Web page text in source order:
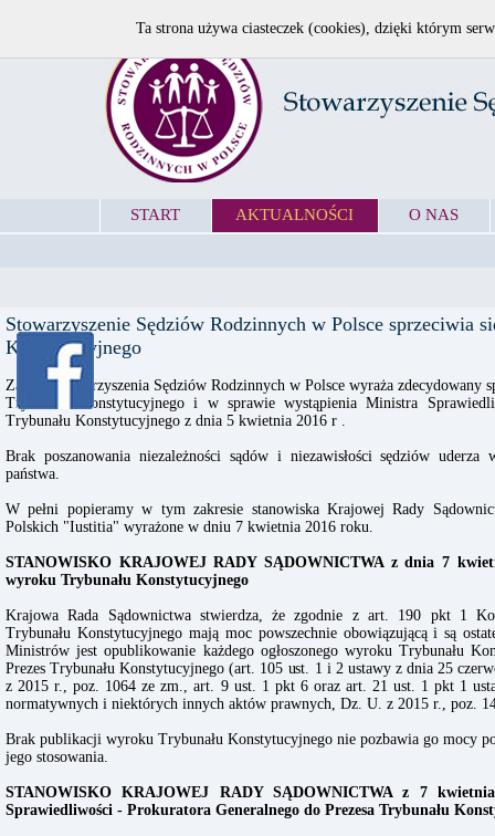
START AKTUALNOŚCI O NAS
Stowarzyszenie Sędziów Rodzinnych w Polsce sprzeciwia
Konstytucyjnego
Zarząd Stowarzyszenia Sędziów Rodzinnych w Polsce wyraża
Trybunału Konstytucyjnego i w sprawie wystąpienia Ministra
Trybunału Konstytucyjnego z dnia 5 kwietnia 2016 r .
Brak poszanowania niezależności sądów i niezawisłości sędziów
państwa.
W pełni popieramy w tym zakresie stanowiska Krajowej Rady
Polskich "Iustitia" wyrażone w dniu 7 kwietnia 2016 roku.
STANOWISKO KRAJOWEJ RADY SĄDOWNICTWA z dnia 7
wyroku Trybunału Konstytucyjnego
Krajowa Rada Sądownictwa stwierdza, że zgodnie z art. 190 pkt 1
Trybunału Konstytucyjnego mają moc powszechnie obowiązującą i są
Ministrów jest opublikowanie każdego ogłoszonego wyroku Trybunału
Prezes Trybunału Konstytucyjnego (art. 105 ust. 1 i 2 ustawy z dnia 25
z 2015 r., poz. 1064 ze zm., art. 9 ust. 1 pkt 6 oraz art. 21 ust. 1 pkt 1
normatywnych i niektórych innych aktów prawnych, Dz. U. z 2015 r., poz.
Brak publikacji wyroku Trybunału Konstytucyjnego nie pozbawia go mocy
jego stosowania.
STANOWISKO KRAJOWEJ RADY SĄDOWNICTWA z 7
Sprawiedliwości - Prokuratora Generalnego do Prezesa Trybunału
Ta strona używa ciasteczek (cookies), dzięki którym